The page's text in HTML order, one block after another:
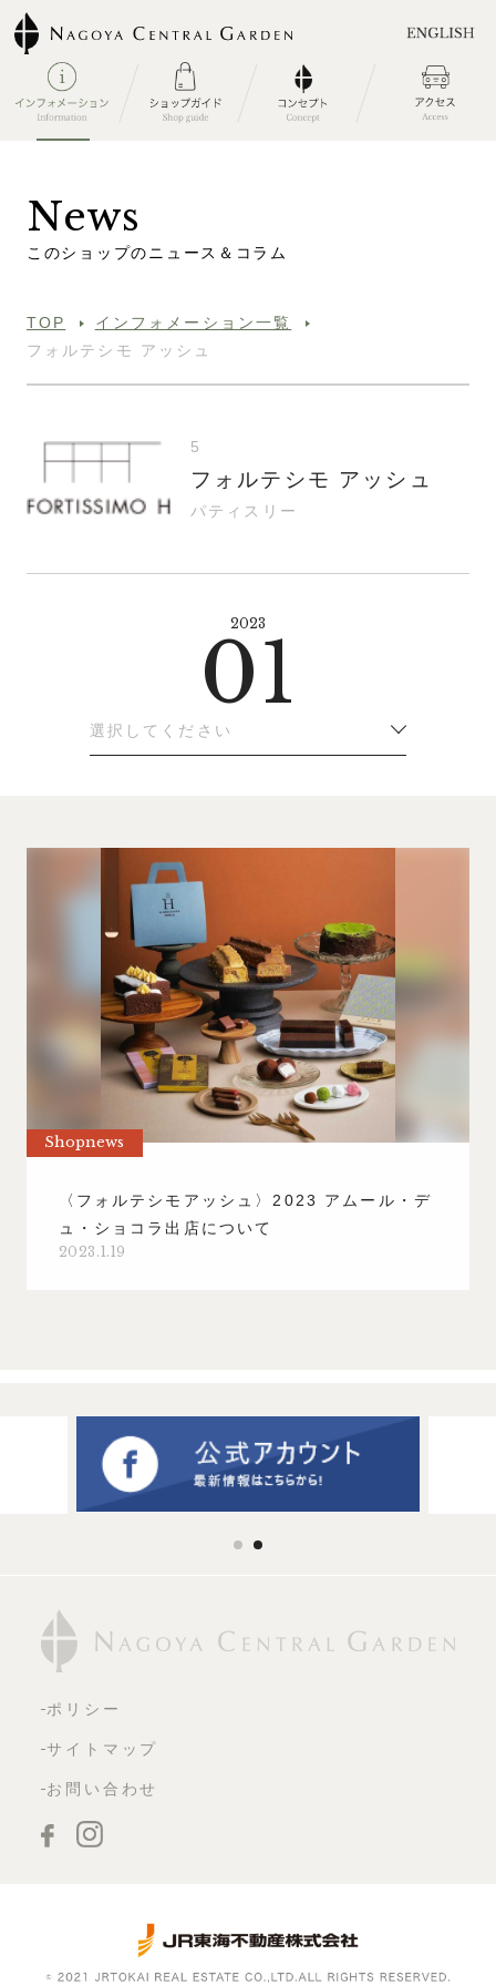
News
こ のシ ョ ッ プのニ ュ ース ＆ コ ラ ム
TOP
インフォメーション一覧
フォルテシモ アッシュ
5
フォルテシモ アッシュ
パティスリー
2023
01
選択してください
Shopnews
〈フォルテシモアッシュ〉2023 アムール・デ
ュ・ショコラ出店について
2023.1.19
ポリシー
サイトマップ
お問い合わせ